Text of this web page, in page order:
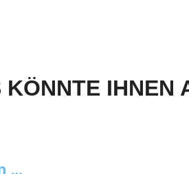
KÖNNTE IHNEN
…